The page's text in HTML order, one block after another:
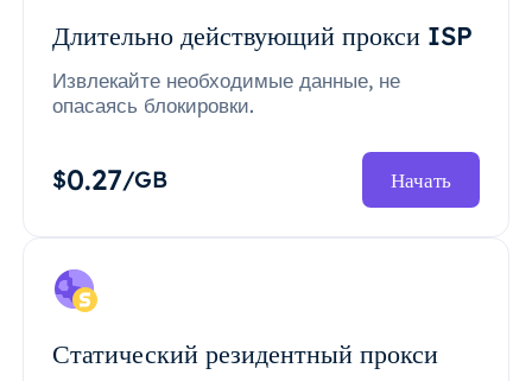
Длительно действующий прокси ISP
Извлекайте необходимые данные, не
опасаясь блокировки.
$0.27/GB Начать
Статический резидентный прокси